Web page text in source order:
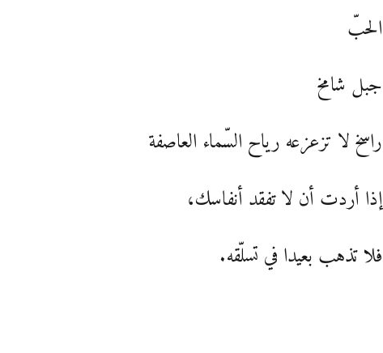
الحبّ
جبل شامخ
راسخ لا تزعزعه رياح السّماء العاصفة
إذا أردت أن لا تفقد أنفاسك،
فلا تذهب بعيدا في تسلّقه.